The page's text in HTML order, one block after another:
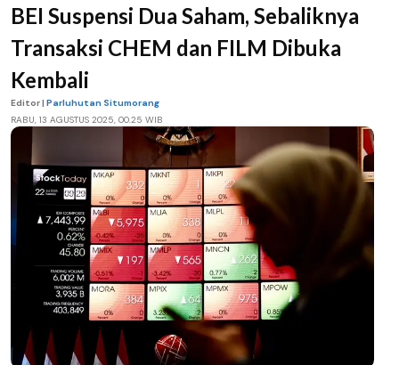
BEI Suspensi Dua Saham, Sebaliknya
Transaksi CHEM dan FILM Dibuka
Kembali
Editor | Parluhutan Situmorang
RABU, 13 AGUSTUS 2025, 00.25 WIB